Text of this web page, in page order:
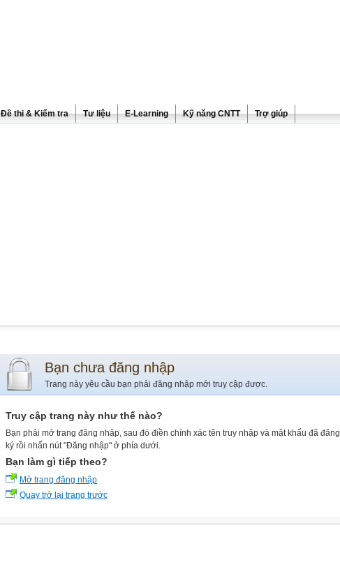
Đề thi & Kiểm tra Tư liệu E-Learning Kỹ năng CNTT Trợ giúp
Bạn chưa đăng nhập
Trang này yêu cầu bạn phải đăng nhập mới truy cập được.
Truy cập trang này như thế nào?
Bạn phải mở trang đăng nhập, sau đó điền chính xác tên truy nhập và mật khẩu đã đăng
ký rồi nhấn nút "Đăng nhập" ở phía dưới.
Bạn làm gì tiếp theo?
Mở trang đăng nhập
Quay trở lại trang trước